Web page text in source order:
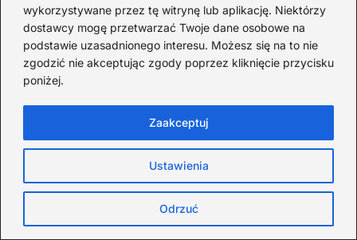
wykorzystywane przez tę witrynę lub aplikację. Niektórzy
dostawcy mogę przetwarzać Twoje dane osobowe na
podstawie uzasadnionego interesu. Możesz się na to nie
zgodzić nie akceptując zgody poprzez kliknięcie przycisku
poniżej.
Ustawienia
Odrzuć
Zaakceptuj
Loty